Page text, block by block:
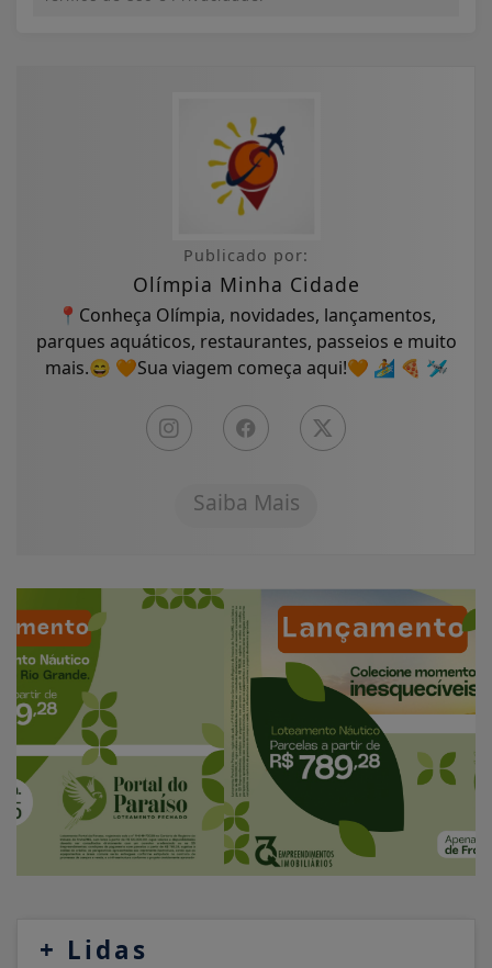
Publicado por:
Olímpia Minha Cidade
📍Conheça Olímpia, novidades, lançamentos,
parques aquáticos, restaurantes, passeios e muito
mais.😄 🧡Sua viagem começa aqui!🧡 🏄 🍕 🛩
Saiba Mais
+ Lidas